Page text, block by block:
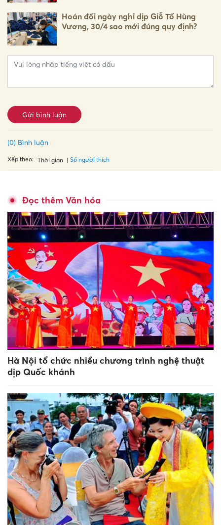
Hoán đổi ngày nghỉ dịp Giỗ Tổ Hùng
Vương, 30/4 sao mới đúng quy định?
Gửi bình luận
(0) Bình luận
Xếp theo: Thời gian Số người thích
Đọc thêm Văn hóa
Hà Nội tổ chức nhiều chương trình nghệ thuật
dịp Quốc khánh